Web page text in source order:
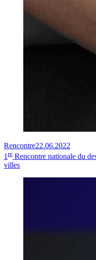
Rencontre22.06.2022
1 re Rencontre nationale du
villes